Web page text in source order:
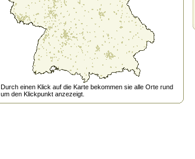
Durch einen Klick auf die Karte bekommen sie alle Orte rund
um den Klickpunkt anzezeigt.